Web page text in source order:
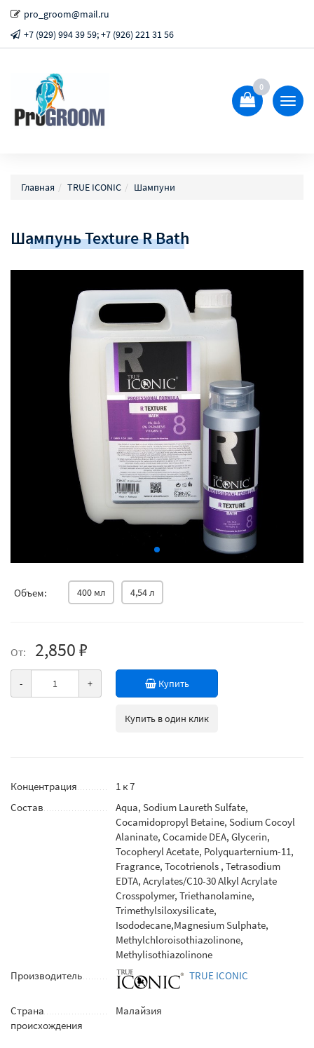
pro_groom@mail.ru
+7 (929) 994 39 59; +7 (926) 221 31 56
0
Главная TRUE ICONIC Шампуни
Шампунь Texture R Bath
Объем: 400 мл 4,54 л
От: 2,850 ₽
- + Купить
Купить в один клик
Концентрация
1 к 7
Состав
Aqua, Sodium Laureth Sulfate,
Cocamidopropyl Betaine, Sodium Cocoyl
Alaninate, Cocamide DEA, Glycerin,
Tocopheryl Acetate, Polyquarternium-11,
Fragrance, Tocotrienols , Tetrasodium
EDTA, Acrylates/C10-30 Alkyl Acrylate
Crosspolymer, Triethanolamine,
Trimethylsiloxysilicate,
Isododecane,Magnesium Sulphate,
Methylchloroisothiazolinone,
Methylisothiazolinone
Производитель
TRUE ICONIC
Страна
происхождения
Малайзия